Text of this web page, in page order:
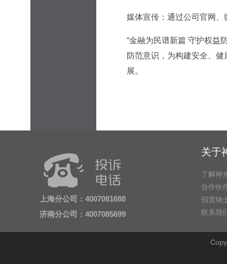
媒体宣传：通过公司官网
“金融为民谱新篇 守护权益
防范意识，为构建安全、
展。
上海分公司：4007081688
济南分公司：4007085699
关于
了解神
合作伙
招贤纳
联系我